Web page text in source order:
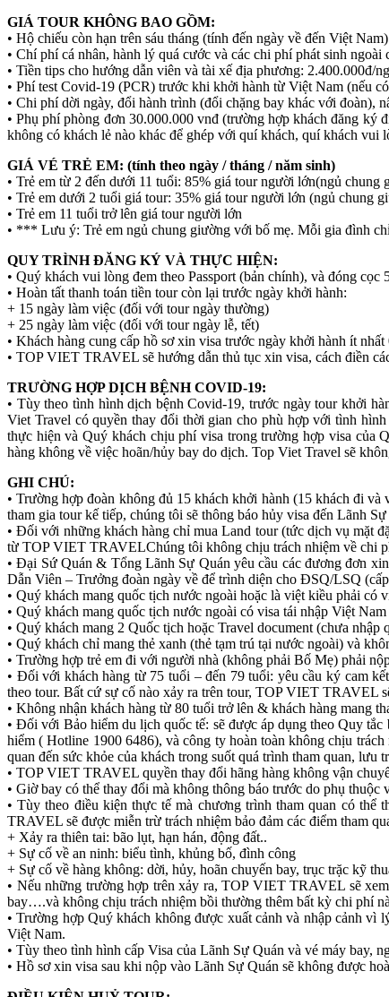
GIÁ TOUR KHÔNG BAO GỒM:
• Hộ chiếu còn hạn trên sáu tháng (tính đến ngày về đến Việt
• Chí phí cá nhân, hành lý quá cước và các chi phí phát sinh ngoài
• Tiền tips cho hướng dẫn viên và tài xế địa phương: 2.400.000đ/
• Phí test Covid-19 (PCR) trước khi khởi hành từ Việt Nam (nếu
• Chi phí dời ngày, đổi hành trình (đổi chặng bay khác với đoàn),
• Phụ phí phòng đơn 30.000.000 vnđ (trường hợp khách đăng
không có khách lẻ nào khác để ghép với quí khách, quí khách vui
GIÁ VÉ TRẺ EM: (tính theo ngày / tháng / năm sinh)
• Trẻ em từ 2 đến dưới 11 tuổi: 85% giá tour người lớn(ngủ chung
• Trẻ em dưới 2 tuổi giá tour: 35% giá tour người lớn (ngủ chung
• Trẻ em 11 tuổi trở lên giá tour người lớn
• *** Lưu ý: Trẻ em ngủ chung giường với bố mẹ. Mỗi gia đình
QUY TRÌNH ĐĂNG KÝ VÀ THỰC HIỆN:
• Quý khách vui lòng đem theo Passport (bản chính), và đóng
• Hoàn tất thanh toán tiền tour còn lại trước ngày khởi hành:
+ 15 ngày làm việc (đối với tour ngày thường)
+ 25 ngày làm việc (đối với tour ngày lễ, tết)
• Khách hàng cung cấp hồ sơ xin visa trước ngày khởi hành ít nhất
• TOP VIET TRAVEL sẽ hướng dẫn thủ tục xin visa, cách điền
TRƯỜNG HỢP DỊCH BỆNH COVID-19:
• Tùy theo tình hình dịch bệnh Covid-19, trước ngày tour khởi
Viet Travel có quyền thay đổi thời gian cho phù hợp với tình
thực hiện và Quý khách chịu phí visa trong trường hợp visa của
hàng không về việc hoãn/hủy bay do dịch. Top Viet Travel sẽ
GHI CHÚ:
• Trường hợp đoàn không đủ 15 khách khởi hành (15 khách đi
tham gia tour kế tiếp, chúng tôi sẽ thông báo hủy visa đến Lãnh
• Đối với những khách hàng chỉ mua Land tour (tức dịch vụ mặt
từ TOP VIET TRAVELChúng tôi không chịu trách nhiệm về chi
• Đại Sứ Quán & Tổng Lãnh Sự Quán yêu cầu các đương đơn
Dẫn Viên – Trưởng đoàn ngày về để trình diện cho ĐSQ/LSQ
• Quý khách mang quốc tịch nước ngoài hoặc là việt kiều phải có
• Quý khách mang quốc tịch nước ngoài có visa tái nhập Việt
• Quý khách mang 2 Quốc tịch hoặc Travel document (chưa
• Quý khách chỉ mang thẻ xanh (thẻ tạm trú tại nước ngoài) và
• Trường hợp trẻ em đi với người nhà (không phải Bố Mẹ) phải
• Đối với khách hàng từ 75 tuổi – đến 79 tuổi: yêu cầu ký cam
theo tour. Bất cứ sự cố nào xảy ra trên tour, TOP VIET TRAVEL
• Không nhận khách hàng từ 80 tuổi trở lên & khách hàng mang
• Đối với Bảo hiểm du lịch quốc tế: sẽ được áp dụng theo Quy
hiểm ( Hotline 1900 6486), và công ty hoàn toàn không chịu
quan đến sức khỏe của khách trong suốt quá trình tham quan, lưu
• TOP VIET TRAVEL quyền thay đổi hãng hàng không vận
• Giờ bay có thể thay đổi mà không thông báo trước do phụ thuộc
• Tùy theo điều kiện thực tế mà chương trình tham quan có
TRAVEL sẽ được miễn trừ trách nhiệm bảo đảm các điểm tham
+ Xảy ra thiên tai: bão lụt, hạn hán, động đất..
+ Sự cố về an ninh: biểu tình, khủng bố, đình công
+ Sự cố về hàng không: dời, hủy, hoãn chuyến bay, trục trặc kỹ
• Nếu những trường hợp trên xảy ra, TOP VIET TRAVEL sẽ
bay….và không chịu trách nhiệm bồi thường thêm bất kỳ chi phí
• Trường hợp Quý khách không được xuất cảnh và nhập cảnh
Việt Nam.
• Tùy theo tình hình cấp Visa của Lãnh Sự Quán và vé máy bay,
• Hồ sơ xin visa sau khi nộp vào Lãnh Sự Quán sẽ không được